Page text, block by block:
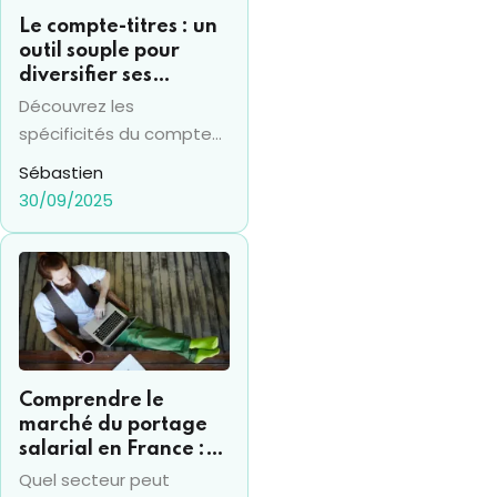
Le compte-titres : un
outil souple pour
diversifier ses
investissements
financiers
Découvrez les
spécificités du compte
titres en 2025 et sa
différence avec le PEA,
Sébastien
30/09/2025
Comprendre le
marché du portage
salarial en France :
chiffres clés et
Quel secteur peut